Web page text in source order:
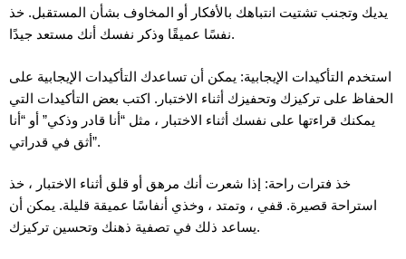
يديك وتجنب تشتيت انتباهك بالأفكار أو المخاوف بشأن المستقبل. خذ
نفسًا عميقًا وذكر نفسك أنك مستعد جيدًا.
استخدم التأكيدات الإيجابية: يمكن أن تساعدك التأكيدات الإيجابية على
الحفاظ على تركيزك وتحفيزك أثناء الاختبار. اكتب بعض التأكيدات التي
يمكنك قراءتها على نفسك أثناء الاختبار ، مثل “أنا قادر وذكي” أو “أنا
أثق في قدراتي”.
خذ فترات راحة: إذا شعرت أنك مرهق أو قلق أثناء الاختبار ، خذ
استراحة قصيرة. قفي ، وتمتد ، وخذي أنفاسًا عميقة قليلة. يمكن أن
يساعد ذلك في تصفية ذهنك وتحسين تركيزك.